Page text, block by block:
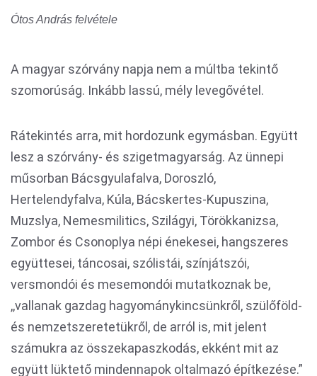
Ótos András felvétele
A magyar szórvány napja nem a múltba tekintő
szomorúság. Inkább lassú, mély levegővétel.
Rátekintés arra, mit hordozunk egymásban. Együtt
lesz a szórvány- és szigetmagyarság. Az ünnepi
műsorban Bácsgyulafalva, Doroszló,
Hertelendyfalva, Kúla, Bácskertes-Kupuszina,
Muzslya, Nemesmilitics, Szilágyi, Törökkanizsa,
Zombor és Csonoplya népi énekesei, hangszeres
együttesei, táncosai, szólistái, színjátszói,
versmondói és mesemondói mutatkoznak be,
,,vallanak gazdag hagyománykincsünkről, szülőföld-
és nemzetszeretetükről, de arról is, mit jelent
számukra az összekapaszkodás, ekként mit az
együtt lüktető mindennapok oltalmazó építkezése.”